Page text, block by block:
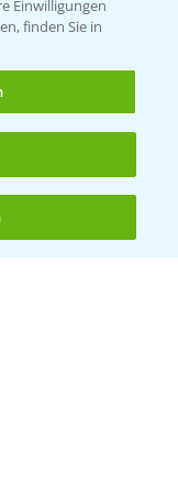
Einwilligungen
finden Sie in